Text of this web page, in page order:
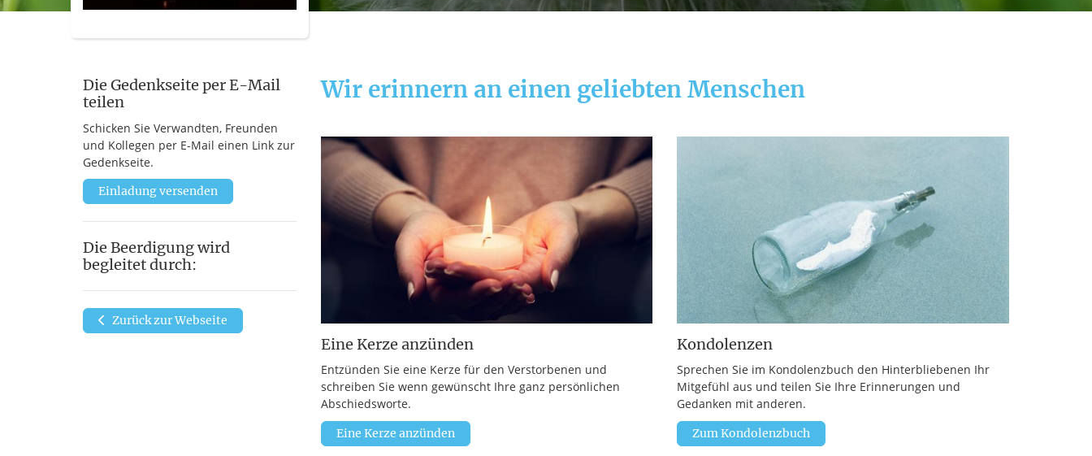
Wir erinnern an einen geliebten Menschen
Eine Kerze anzünden
Entzünden Sie eine Kerze für den Verstorbenen und
schreiben Sie wenn gewünscht Ihre ganz persönlichen
Abschiedsworte.
Eine Kerze anzünden
Kondolenzen
Sprechen Sie im Kondolenzbuch den Hinterbliebenen Ihr
Mitgefühl aus und teilen Sie Ihre Erinnerungen und
Gedanken mit anderen.
Zum Kondolenzbuch
Die Gedenkseite per E-Mail
teilen
Schicken Sie Verwandten, Freunden
und Kollegen per E-Mail einen Link zur
Gedenkseite.
Einladung versenden
Die Beerdigung wird
begleitet durch:
Zurück zur Webseite